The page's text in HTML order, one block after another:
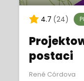
4.7 (24)
postaci
René Córdova